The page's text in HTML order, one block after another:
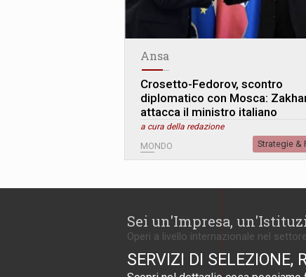
Ansa
Crosetto-Fedorov, scontro
diplomatico con Mosca:
attacca il ministro italiano
a cura della redazione
MONDO Strategie &
Sei un'Impresa,
Operi a livello internazionale nel
SERVIZI DI SELEZIONE,